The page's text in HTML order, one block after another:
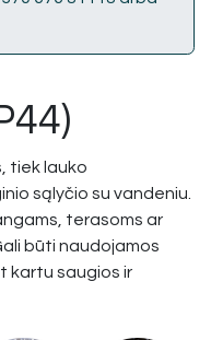
tiek lauko
sąlyčio su vandeniu.
terasoms ar
būti naudojamos
kartu saugios ir